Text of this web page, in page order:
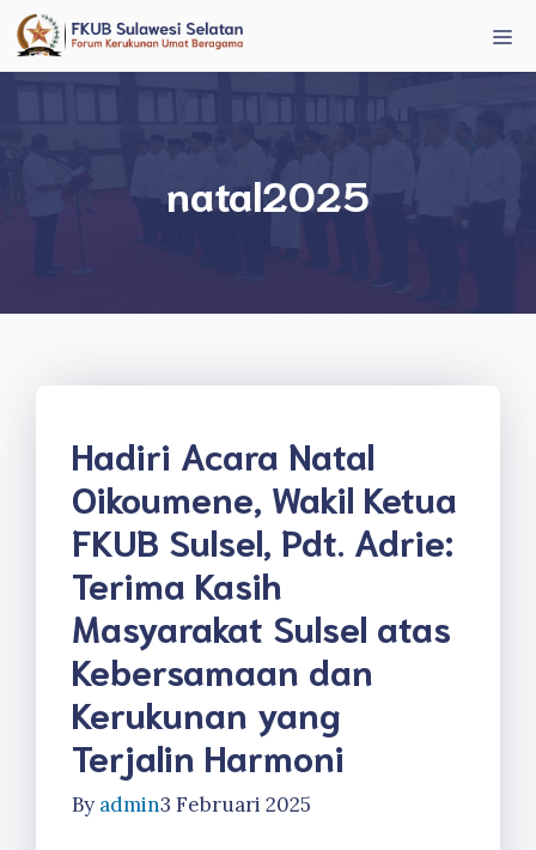
Langsung
ke
isi
natal2025
Hadiri Acara Natal
Oikoumene, Wakil Ketua
FKUB Sulsel, Pdt. Adrie:
Terima Kasih
Masyarakat Sulsel atas
Kebersamaan dan
Kerukunan yang
Terjalin Harmoni
By admin3 Februari 2025